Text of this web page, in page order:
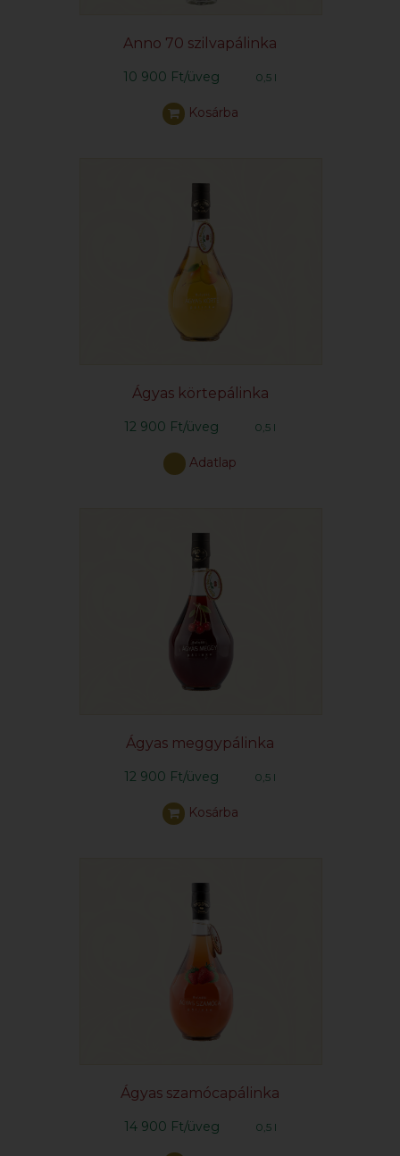
Anno 70 szilvapálinka
10 900 Ft/üveg 0,5 l
Kosárba
Ágyas körtepálinka
12 900 Ft/üveg 0,5 l
Adatlap
Ágyas meggypálinka
12 900 Ft/üveg 0,5 l
Kosárba
Ágyas szamócapálinka
14 900 Ft/üveg 0,5 l